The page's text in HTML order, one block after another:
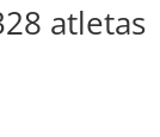
atletas